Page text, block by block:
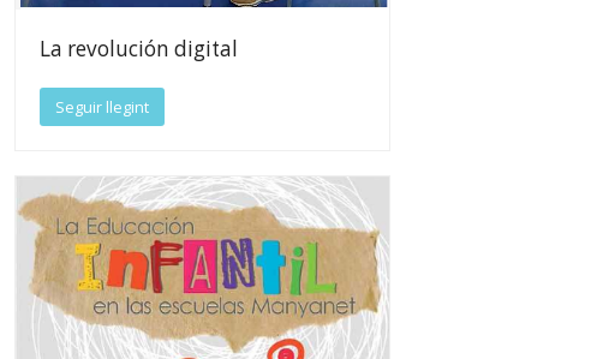
La revolución digital
Seguir llegint